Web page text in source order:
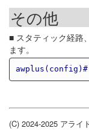
その他
■ スタティック経路
ます。
awplus(config)#
(C) 2024-2025 アライ